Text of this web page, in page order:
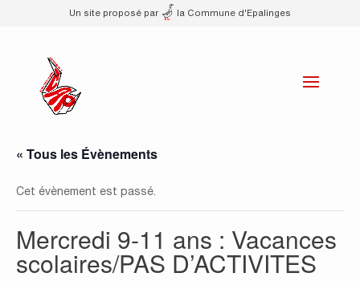
Un site proposé par la Commune d'Epalinges
« Tous les Évènements
Cet évènement est passé.
Mercredi 9-11 ans : Vacances
scolaires/PAS D’ACTIVITES